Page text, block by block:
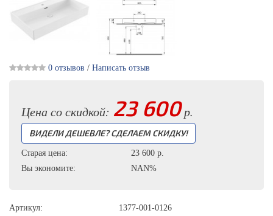
0 отзывов / Написать отзыв
Цена со скидкой: 23 600р.
ВИДЕЛИ ДЕШЕВЛЕ? СДЕЛАЕМ СКИДКУ!
Старая цена:
23 600 р.
Вы экономите:
NAN%
Артикул:
1377-001-0126